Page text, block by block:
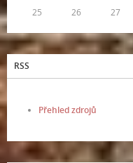
25
26 27
RSS
Přehled zdrojů